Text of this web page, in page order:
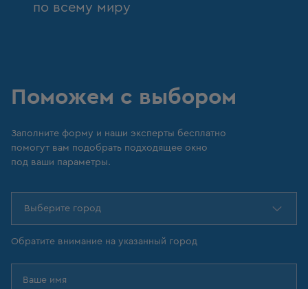
по всему миру
Поможем с выбором
Заполните форму и наши эксперты бесплатно
помогут вам подобрать подходящее окно
под ваши параметры.
Выберите город
Обратите внимание на указанный город